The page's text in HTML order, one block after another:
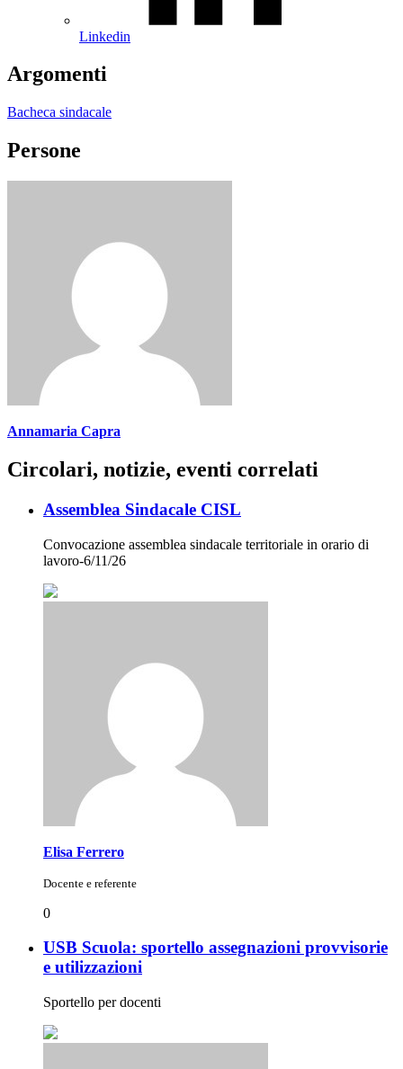
Linkedin
Argomenti
Bacheca sindacale
Persone
Annamaria Capra
Circolari, notizie, eventi correlati
Assemblea Sindacale CISL
Convocazione assemblea sindacale territoriale in orario di
lavoro-6/11/26
Elisa Ferrero
Docente e referente
0
USB Scuola: sportello assegnazioni provvisorie
e utilizzazioni
Sportello per docenti